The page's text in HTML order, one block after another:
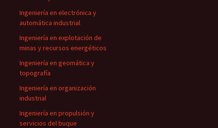
Ingeniería en electrónica y
automática industrial
Ingeniería en explotación de
minas y recursos energéticos
Ingeniería en geomática y
topografía
Ingeniería en organización
industrial
Ingeniería en propulsión y
servicios del buque